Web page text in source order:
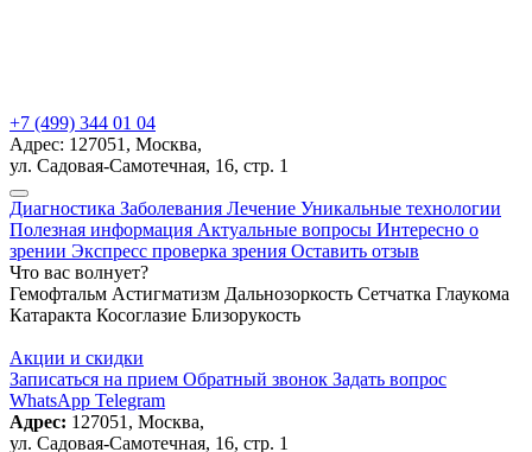
+7 (499) 344 01 04
Адрес: 127051, Москва,
ул. Садовая-Самотечная, 16, стр. 1
Диагностика Заболевания Лечение Уникальные технологии
Полезная информация Актуальные вопросы Интересно о
зрении Экспресс проверка зрения Оставить отзыв
Что вас волнует?
Гемофтальм Астигматизм Дальнозоркость Сетчатка Глаукома
Катаракта Косоглазие Близорукость
Акции и скидки
Записаться на прием Обратный звонок Задать вопрос
WhatsApp Telegram
Адрес: 127051, Москва,
ул. Садовая-Самотечная, 16, стр. 1